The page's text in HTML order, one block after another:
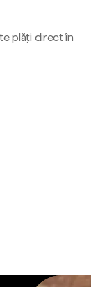
plăți direct în